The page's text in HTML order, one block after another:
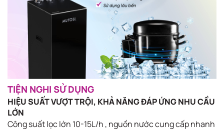
TIỆN NGHI SỬ DỤNG
HIỆU SUẤT VƯỢT TRỘI, KHẢ NĂNG ĐÁP ỨNG NHU CẦU
LỚN
Công suất lọc lớn 10-15L/h , nguồn nước cung cấp nhanh